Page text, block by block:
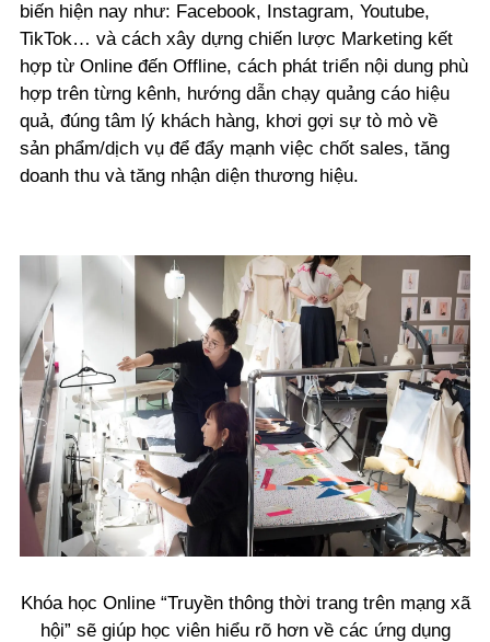
biến hiện nay như: Facebook, Instagram, Youtube,
TikTok… và cách xây dựng chiến lược Marketing kết
hợp từ Online đến Offline, cách phát triển nội dung phù
hợp trên từng kênh, hướng dẫn chạy quảng cáo hiệu
quả, đúng tâm lý khách hàng, khơi gợi sự tò mò về
sản phẩm/dịch vụ để đẩy mạnh việc chốt sales, tăng
doanh thu và tăng nhận diện thương hiệu.
Khóa học Online “Truyền thông thời trang trên mạng xã
hội” sẽ giúp học viên hiểu rõ hơn về các ứng dụng